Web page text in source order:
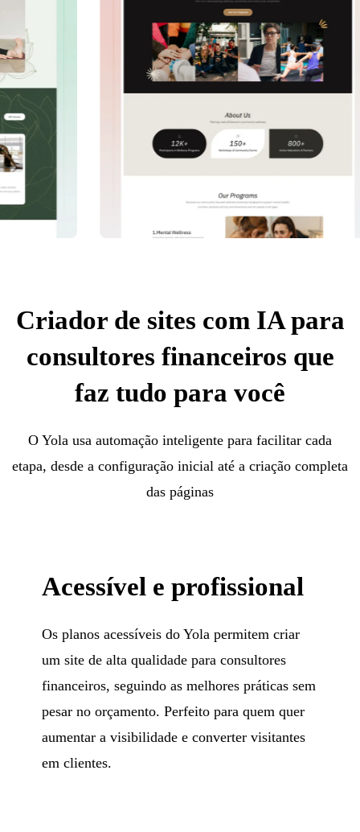
Criador de sites com IA para
consultores financeiros que
faz tudo para você
O Yola usa automação inteligente para facilitar cada
etapa, desde a configuração inicial até a criação completa
das páginas
Acessível e profissional
Os planos acessíveis do Yola permitem criar
um site de alta qualidade para consultores
financeiros, seguindo as melhores práticas sem
pesar no orçamento. Perfeito para quem quer
aumentar a visibilidade e converter visitantes
em clientes.